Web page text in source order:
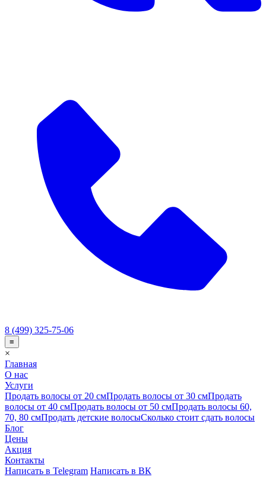
8 (499) 325-75-06
≡
×
Главная
О нас
Услуги
Продать волосы от 20 смПродать волосы от 30 смПродать
волосы от 40 смПродать волосы от 50 смПродать волосы 60,
70, 80 смПродать детские волосыСколько стоит сдать волосы
Блог
Цены
Акция
Контакты
Написать в Telegram Написать в ВК